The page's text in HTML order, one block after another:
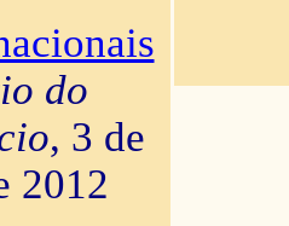
do
, 3 de
2012